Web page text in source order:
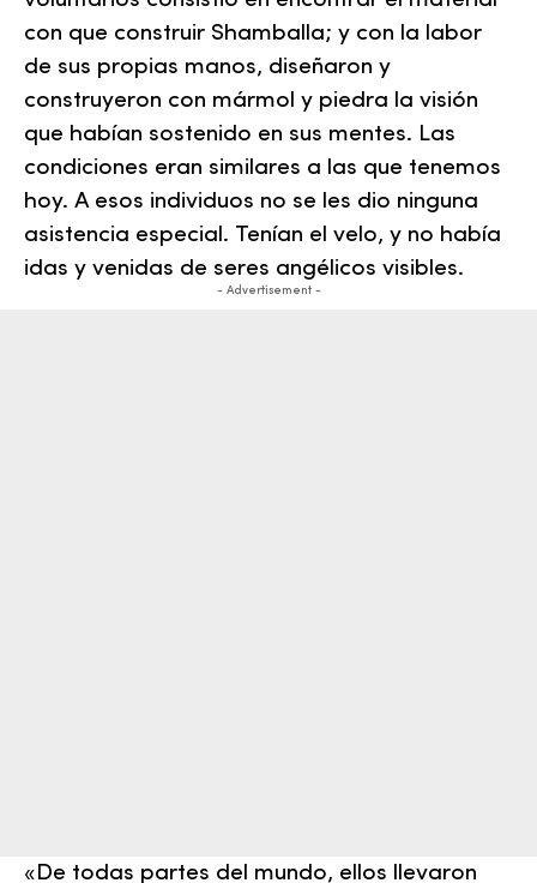
con que construir Shamballa; y con la labor
de sus propias manos, diseñaron y
construyeron con mármol y piedra la visión
que habían sostenido en sus mentes. Las
condiciones eran similares a las que tenemos
hoy. A esos individuos no se les dio ninguna
asistencia especial. Tenían el velo, y no había
idas y venidas de seres angélicos visibles.
- Advertisement -
«De todas partes del mundo, ellos llevaron